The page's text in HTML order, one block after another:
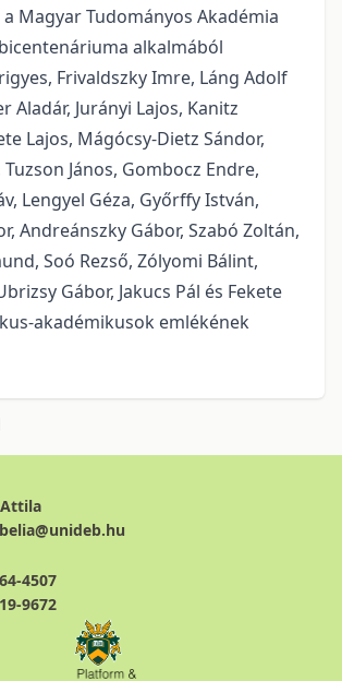
Magyar Tudományos Akadémia
alkalmából
Frivaldszky Imre, Láng Adolf
Aladár, Jurányi Lajos, Kanitz
Lajos, Mágócsy-Dietz Sándor,
János, Gombocz Endre,
Lengyel Géza, Győrffy István,
Andreánszky Gábor, Szabó Zoltán,
Soó Rezső, Zólyomi Bálint,
Gábor, Jakucs Pál és Fekete
akadémikusok emlékének
Attila
4507
9672